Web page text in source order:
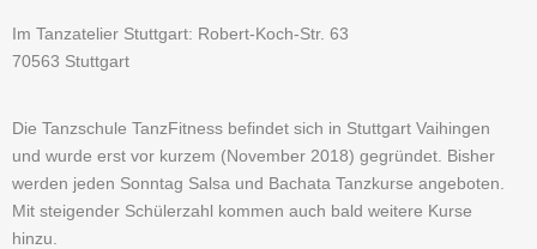
Im Tanzatelier Stuttgart: Robert-Koch-Str. 63
70563 Stuttgart
Die Tanzschule TanzFitness befindet sich in Stuttgart Vaihingen
und wurde erst vor kurzem (November 2018) gegründet. Bisher
werden jeden Sonntag Salsa und Bachata Tanzkurse angeboten.
Mit steigender Schülerzahl kommen auch bald weitere Kurse
hinzu.